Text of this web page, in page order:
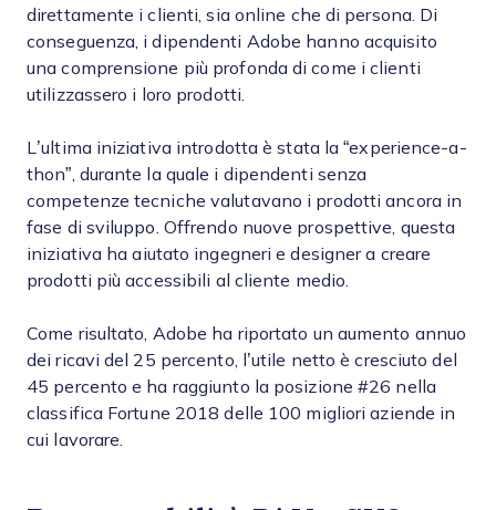
direttamente i clienti, sia online che di persona. Di
conseguenza, i dipendenti Adobe hanno acquisito
una comprensione più profonda di come i clienti
utilizzassero i loro prodotti.
L’ultima iniziativa introdotta è stata la “experience-a-
thon”, durante la quale i dipendenti senza
competenze tecniche valutavano i prodotti ancora in
fase di sviluppo. Offrendo nuove prospettive, questa
iniziativa ha aiutato ingegneri e designer a creare
prodotti più accessibili al cliente medio.
Come risultato, Adobe ha riportato un aumento annuo
dei ricavi del 25 percento, l’utile netto è cresciuto del
45 percento e ha raggiunto la posizione #26 nella
classifica Fortune 2018 delle 100 migliori aziende in
cui lavorare.